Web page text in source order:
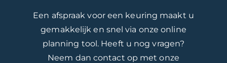
Een afspraak voor een keuring maakt u
gemakkelijk en snel via onze online
planning tool. Heeft u nog vragen?
Neem dan contact op met onze